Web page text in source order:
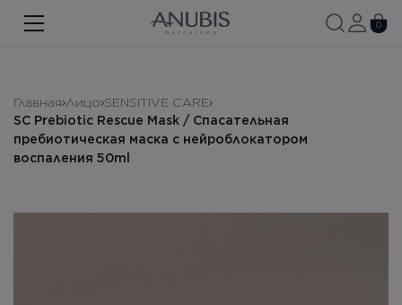
ЛИЦО
SPA
ANUBIS MED
0
Главная Лицо SENSITIVE CARE
SC Prebiotic Rescue Mask / Спасательная
пребиотическая маска с нейроблокатором
воспаления 50ml